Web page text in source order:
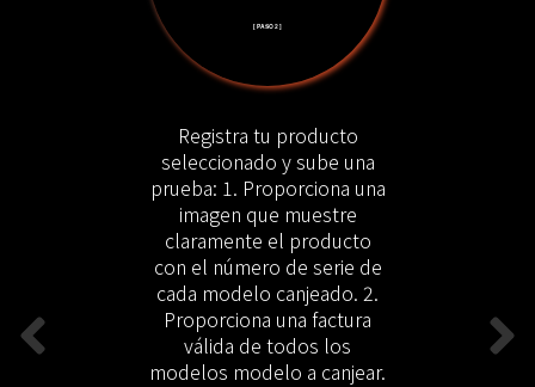
[ PASO 2 ]
Registra tu producto
seleccionado y sube una
prueba: 1. Proporciona una
imagen que muestre
claramente el producto
con el número de serie de
cada modelo canjeado. 2.
Proporciona una factura
válida de todos los
modelos modelo a canjear.